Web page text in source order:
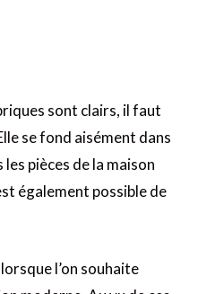
sont clairs, il faut
se fond aisément dans
pièces de la maison
également possible de
l’on souhaite